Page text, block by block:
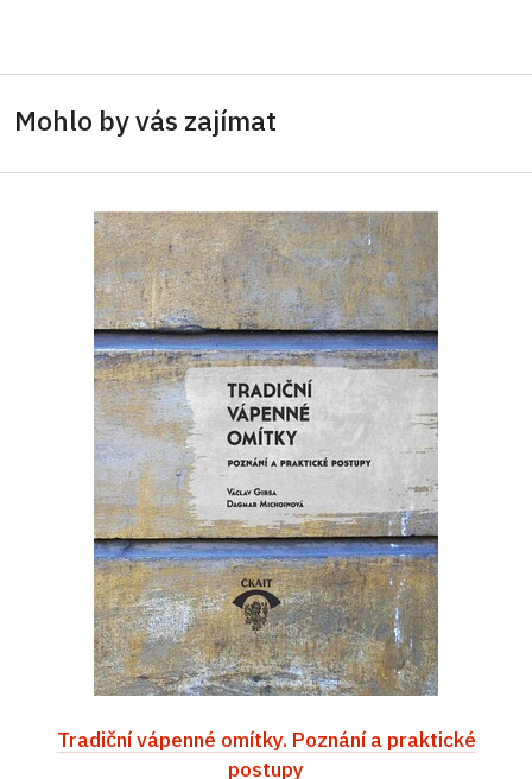
Mohlo by vás zajímat
Tradiční vápenné omítky. Poznání a praktické
postupy